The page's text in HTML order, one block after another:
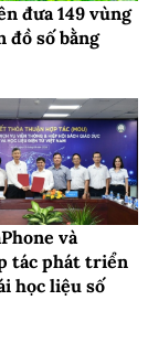
đưa 149 vùng
đồ số bằng
và
tác phát triển
học liệu số